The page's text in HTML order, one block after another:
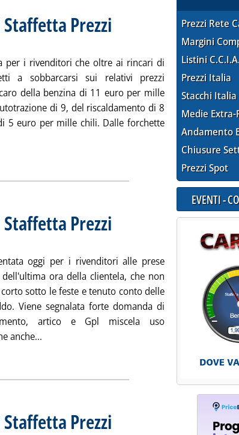
Prezzi . Sottotitolo: Rilevazione N. 96 del 23
. Pubblicata giovedì 23 dicembre 2010 alle
per i rivenditori che oltre ai rincari di
a sobbarcarsi sui relativi prezzi
della benzina di 11 euro per mille
di 9, del riscaldamento di 8
5 euro per mille chili. Dalle forchette
tutta la notizia: 'Extra-rete: le rilevazioni di Staffetta
Prezzi . Sottotitolo: Rilevazione N. 95 del 21
. Pubblicata martedì 21 dicembre 2010 alle
oggi per i rivenditori alle prese
ora della clientela, che non
sotto le feste e tenuto conto delle
Viene segnalata forte domanda di
artico e Gpl miscela uso
anche... Leggi tutta la notizia: 'Extra-rete: le
Prezzi
Prezzi Rete
Margini
Listini
Prezzi Italia
Stacchi Italia
Medie Extra-
Andamento
Chiusure
Prezzi Spot
EVENTI -